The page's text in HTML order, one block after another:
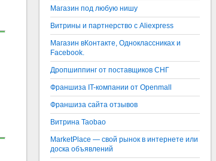
Магазин под любую нишу
Витрины и партнерство с Aliexpress
Магазин вКонтакте, Одноклассниках и
Facebook.
Дропшиппинг от поставщиков СНГ
Франшиза IT-компании от Openmall
Франшиза сайта отзывов
Витрина Taobao
MarketPlace — свой рынок в интернете или
доска объявлений